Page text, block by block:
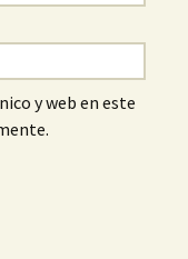
y web en este